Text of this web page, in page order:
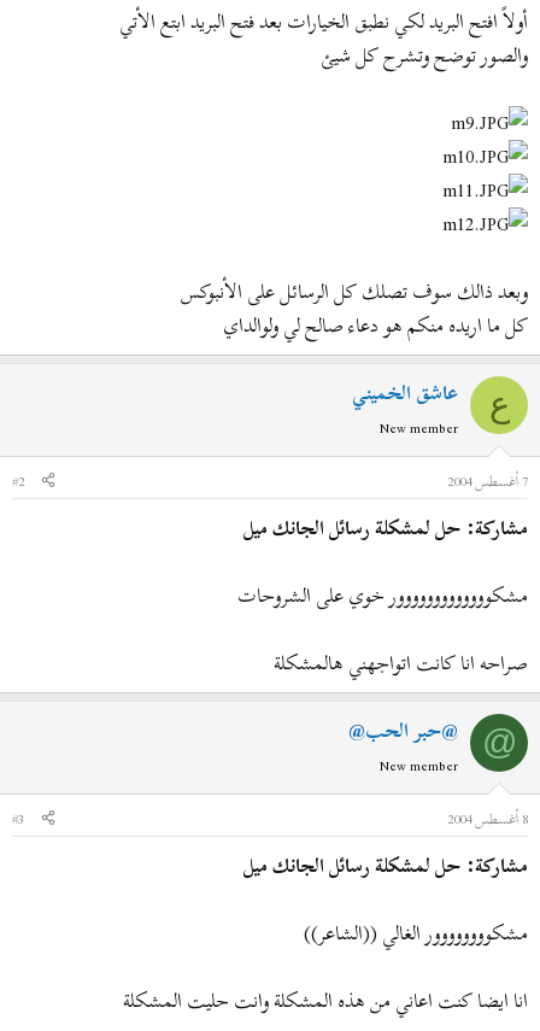
أولاً افتح البريد لكي نطبق الخيارات بعد فتح البريد ابتع الأتي
والصور توضح وتشرح كل شيئ
وبعد ذالك سوف تصلك كل الرسائل على الأنبوكس
كل ما اريده منكم هو دعاء صالح لي ولوالداي
ع عاشق الخميني
New member
7 أغسطس 2004
#2
مشاركة: حل لمشكلة رسائل الجانك ميل
مشكووووووووووووور خوي على الشروحات
صراحه انا كانت اتواجهني هالمشكلة
@ @حبر الحب@
New member
8 أغسطس 2004
#3
مشاركة: حل لمشكلة رسائل الجانك ميل
مشكوووووووور الغالي ((الشاعر))
انا ايضا كنت اعاني من هذه المشكلة وانت حليت المشكلة